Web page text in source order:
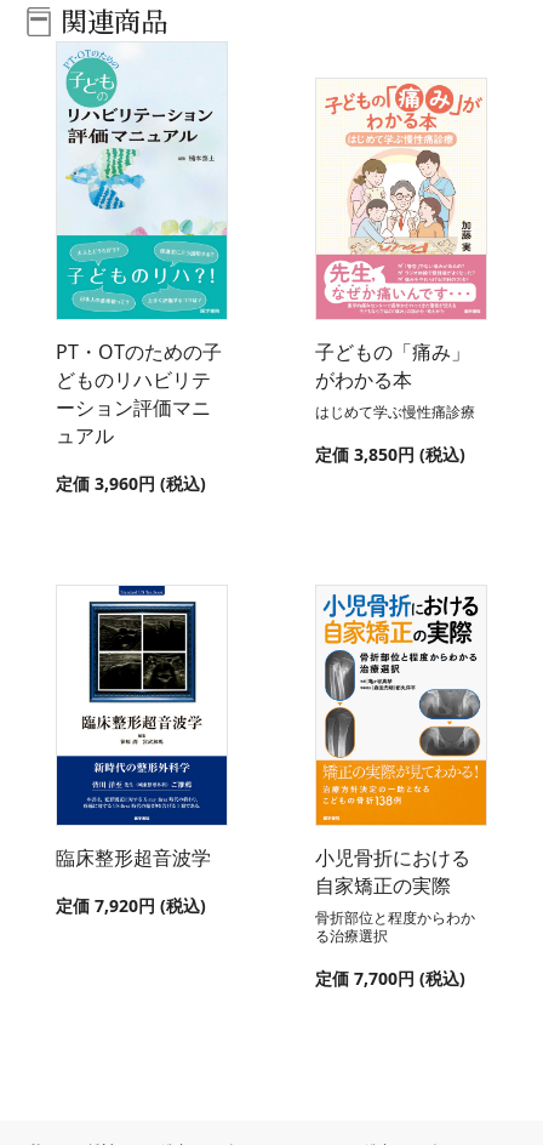
関連商品
PT・OTのための子
どものリハビリテ
ーション評価マニ
ュアル
定価 3,960円 (税込)
子どもの「痛み」
がわかる本
はじめて学ぶ慢性痛診療
定価 3,850円 (税込)
臨床整形超音波学
定価 7,920円 (税込)
小児骨折における
自家矯正の実際
骨折部位と程度からわか
る治療選択
定価 7,700円 (税込)